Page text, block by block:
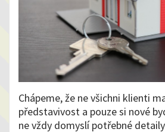
Chápeme, že ne všichni klienti
představivost a pouze si nové
ne vždy domyslí potřebné